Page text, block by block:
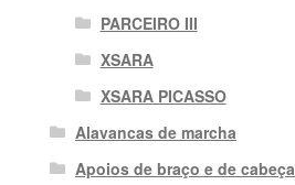
PARCEIRO III
XSARA
XSARA PICASSO
Alavancas de marcha
Apoios de braço e de cabeça